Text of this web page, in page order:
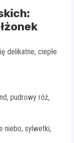
delikatne, ciepłe
pudrowy róż,
niebo, sylwetki,